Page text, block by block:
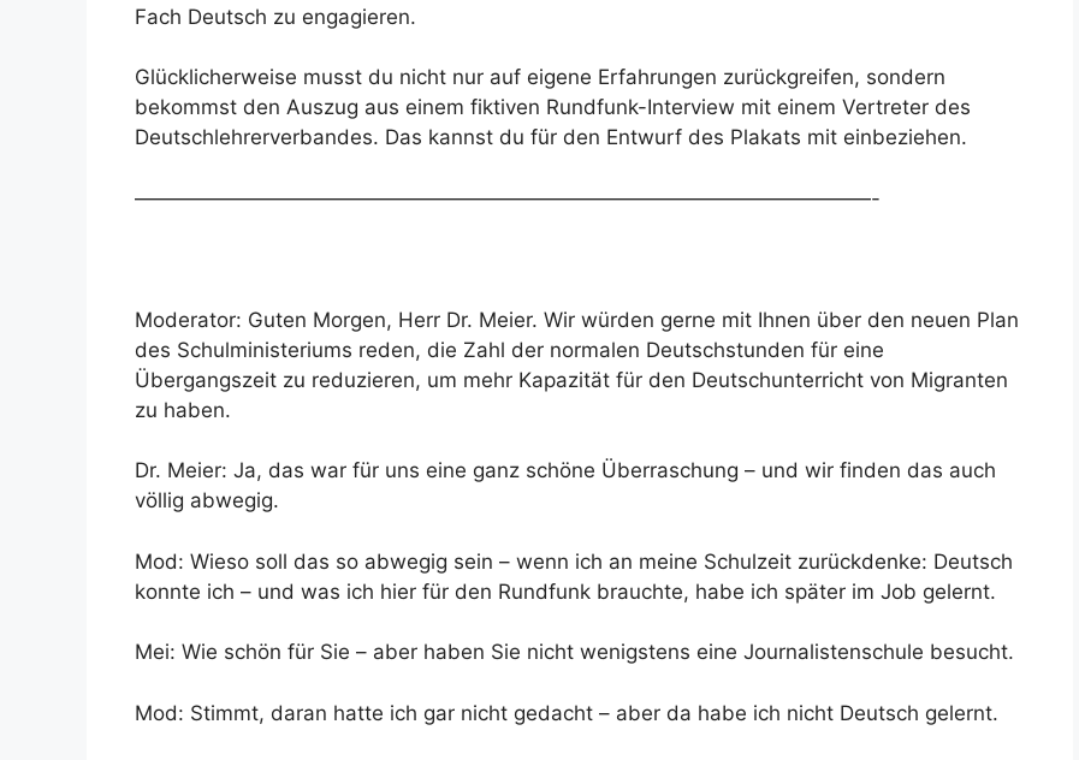
Fach Deutsch zu engagieren.
Glücklicherweise musst du nicht nur auf eigene Erfahrungen zurückgreifen, sondern
bekommst den Auszug aus einem fiktiven Rundfunk-Interview mit einem Vertreter des
Deutschlehrerverbandes. Das kannst du für den Entwurf des Plakats mit einbeziehen.
————————————————————————————————————-
Moderator: Guten Morgen, Herr Dr. Meier. Wir würden gerne mit Ihnen über den neuen Plan
des Schulministeriums reden, die Zahl der normalen Deutschstunden für eine
Übergangszeit zu reduzieren, um mehr Kapazität für den Deutschunterricht von Migranten
zu haben.
Dr. Meier: Ja, das war für uns eine ganz schöne Überraschung – und wir finden das auch
völlig abwegig.
Mod: Wieso soll das so abwegig sein – wenn ich an meine Schulzeit zurückdenke: Deutsch
konnte ich – und was ich hier für den Rundfunk brauchte, habe ich später im Job gelernt.
Mei: Wie schön für Sie – aber haben Sie nicht wenigstens eine Journalistenschule besucht.
Mod: Stimmt, daran hatte ich gar nicht gedacht – aber da habe ich nicht Deutsch gelernt.